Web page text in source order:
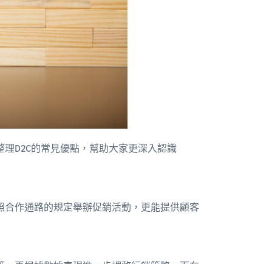
D2C的常見優點，幫助大家更深入認識
作通路的規定舉辦促銷活動，更能提供顧客